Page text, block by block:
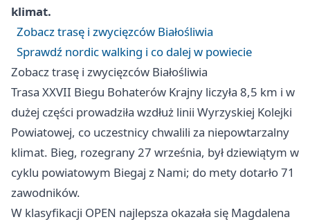
klimat.
Zobacz trasę i zwycięzców Białośliwia
Sprawdź nordic walking i co dalej w powiecie
Zobacz trasę i zwycięzców Białośliwia
Trasa XXVII Biegu Bohaterów Krajny liczyła 8,5 km i w
dużej części prowadziła wzdłuż linii Wyrzyskiej Kolejki
Powiatowej, co uczestnicy chwalili za niepowtarzalny
klimat. Bieg, rozegrany 27 września, był dziewiątym w
cyklu powiatowym Biegaj z Nami; do mety dotarło 71
zawodników.
W klasyfikacji OPEN najlepsza okazała się Magdalena